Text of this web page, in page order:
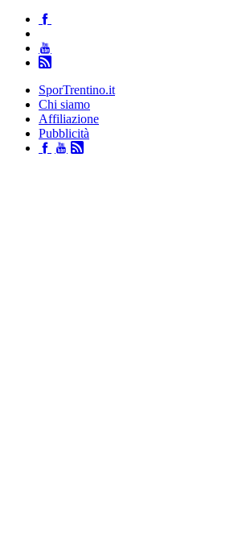
SporTrentino.it
Chi siamo
Affiliazione
Pubblicità